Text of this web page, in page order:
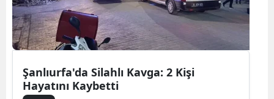
Şanlıurfa'da Silahlı Kavga: 2 Kişi
Hayatını Kaybetti